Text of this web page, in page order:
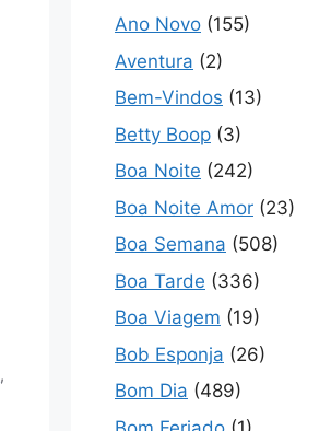
,
Ano Novo (155)
Aventura (2)
Bem-Vindos (13)
Betty Boop (3)
Boa Noite (242)
Boa Noite Amor (23)
Boa Semana (508)
Boa Tarde (336)
Boa Viagem (19)
Bob Esponja (26)
Bom Dia (489)